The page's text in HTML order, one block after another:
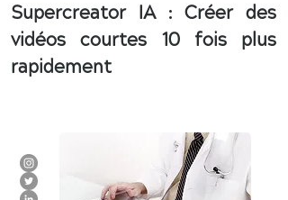
Supercreator IA : Créer des
vidéos courtes 10 fois plus
rapidement